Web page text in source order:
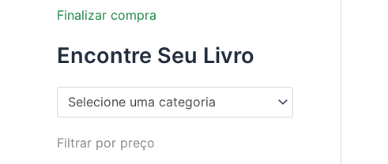
Finalizar compra
Encontre Seu Livro
Selecione uma categoria
Filtrar por preço